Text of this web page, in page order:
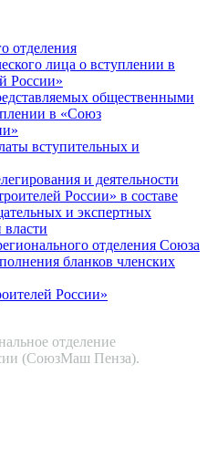
отделения
лица о вступлении в
России»
общественными
в «Союз
вступительных и
и деятельности
России» в составе
и экспертных
власти
отделения Союза
бланков членских
России»
отделение
(СоюзМаш Пенза).